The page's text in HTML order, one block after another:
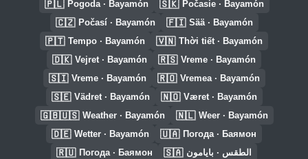
🇵🇱 Pogoda · Bayamón 🇸🇰 Počasie · Bayamón
🇨🇿 Počasí · Bayamón 🇫🇮 Sää · Bayamón
🇵🇹 Tempo · Bayamón 🇻🇳 Thời tiết · Bayamón
🇩🇰 Vejret · Bayamón 🇷🇸 Vreme · Bayamón
🇸🇮 Vreme · Bayamón 🇷🇴 Vremea · Bayamón
🇸🇪 Vädret · Bayamón 🇳🇴 Været · Bayamón
🇬🇧🇺🇸 Weather · Bayamón 🇳🇱 Weer · Bayamón
🇩🇪 Wetter · Bayamón 🇺🇦 Погода · Баямон
🇷🇺 Погода · Баямон 🇸🇦 الطقس · بايامون